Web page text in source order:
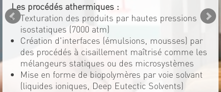
Les procédés athermiques :
Texturation des produits par hautes pressions
isostatiques (7000 atm)
Création d'interfaces (émulsions, mousses) par
des procédés à cisaillement maîtrisé comme les
mélangeurs statiques ou des microsystèmes
Mise en forme de biopolymères par voie solvant
(liquides ioniques, Deep Eutectic Solvents)